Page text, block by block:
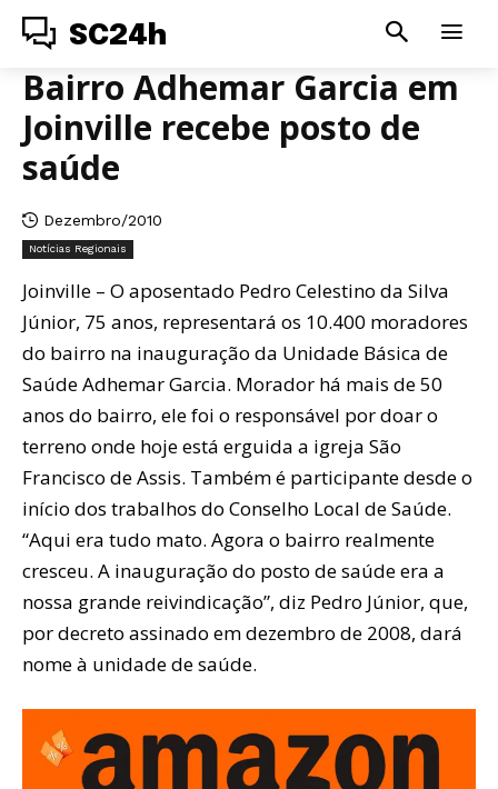
SC24h
Bairro Adhemar Garcia em
Joinville recebe posto de
saúde
Dezembro/2010
Notícias Regionais
Joinville – O aposentado Pedro Celestino da Silva
Júnior, 75 anos, representará os 10.400 moradores
do bairro na inauguração da Unidade Básica de
Saúde Adhemar Garcia. Morador há mais de 50
anos do bairro, ele foi o responsável por doar o
terreno onde hoje está erguida a igreja São
Francisco de Assis. Também é participante desde o
início dos trabalhos do Conselho Local de Saúde.
“Aqui era tudo mato. Agora o bairro realmente
cresceu. A inauguração do posto de saúde era a
nossa grande reivindicação”, diz Pedro Júnior, que,
por decreto assinado em dezembro de 2008, dará
nome à unidade de saúde.